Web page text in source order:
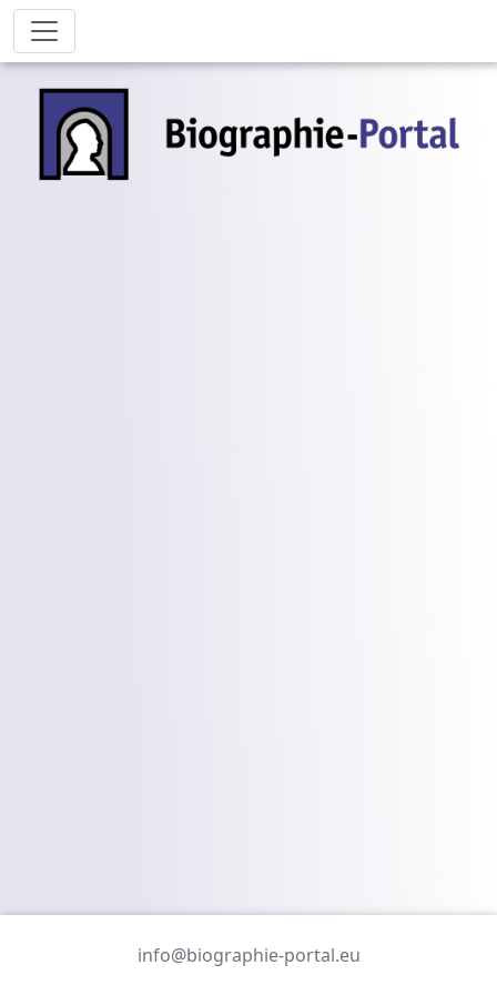
info@biographie-portal.eu